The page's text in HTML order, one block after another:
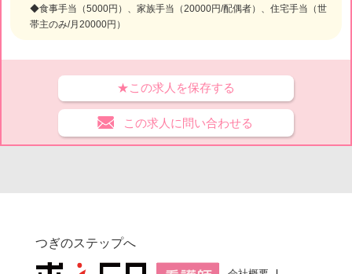
◆食事手当（5000円）、家族手当（20000円/配偶者）、住宅手当（世
帯主のみ/月20000円）
★この求人を保存する
この求人に問い合わせる
つぎのステップへ